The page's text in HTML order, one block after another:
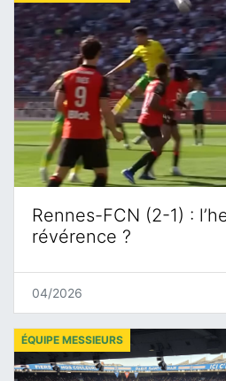
Rennes-FCN (2-1) :
révérence ?
04/2026
ÉQUIPE MESSIEURS